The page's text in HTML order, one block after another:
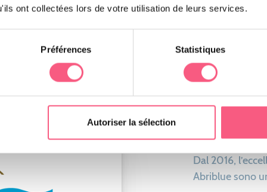
ont collectées lors de votre utilisation de leurs services.
Préférences Statistiques
Autoriser la sélection
Dal 2016,
Abriblue sono